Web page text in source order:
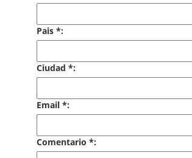
Pais *:
Ciudad *:
Email *:
Comentario *: